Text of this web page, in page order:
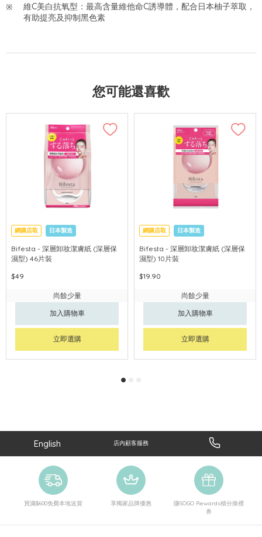
維C美白抗氧型：最高含量維他命C誘導體，配合日本柚子萃取，
有助提亮及抑制黑色素
您可能還喜歡
網購店取 日本製造
Bifesta - 深層卸妝潔膚紙 (深層保
濕型) 46片裝
$49
尚餘少量
加入購物車
立即選購
網購店取 日本製造
Bifesta - 深層卸妝潔膚紙 (深層保
濕型) 10片裝
$19.90
尚餘少量
加入購物車
立即選購
English 店內顧客服務
買滿$600免費本地送貨 享獨家品牌優惠
賺SOGO Rewards積分換禮
券